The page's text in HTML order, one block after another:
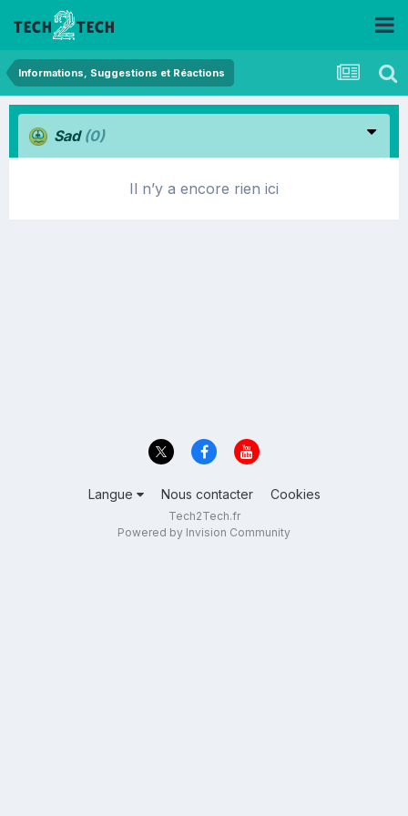
Informations, Suggestions et Réactions
Sad (0)
Il n’y a encore rien ici
Langue Nous contacter Cookies
Tech2Tech.fr
Powered by Invision Community